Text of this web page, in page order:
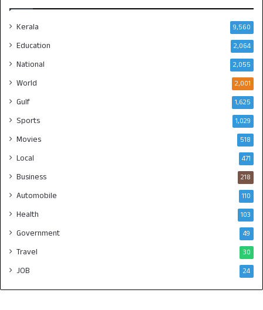
Kerala 9,560
Education 2,064
National 2,055
World 2,001
Gulf 1,625
Sports 1,029
Movies 518
Local 471
Business 218
Automobile 110
Health 103
Government 49
Travel 30
JOB 24